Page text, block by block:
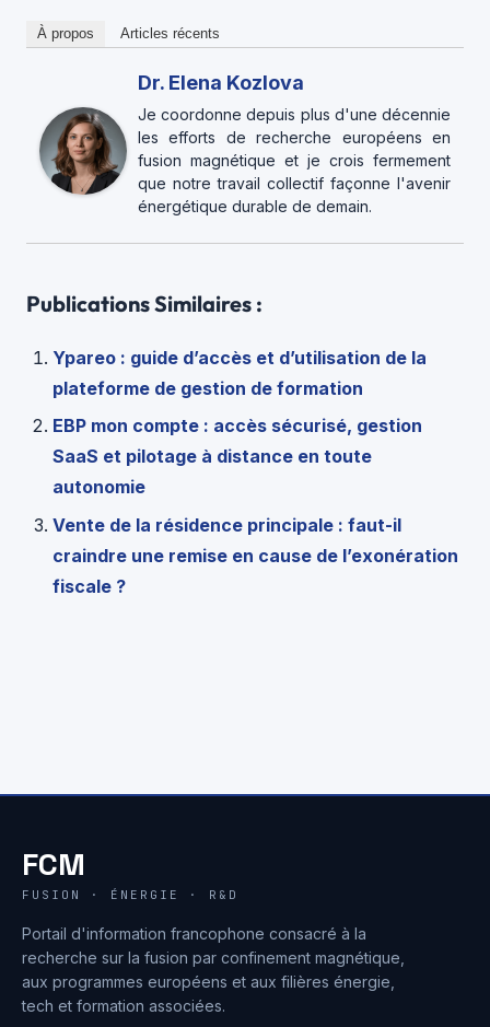
À propos Articles récents
Dr. Elena Kozlova
Je coordonne depuis plus d'une décennie
les efforts de recherche européens en
fusion magnétique et je crois fermement
que notre travail collectif façonne l'avenir
énergétique durable de demain.
Publications Similaires :
Ypareo : guide d’accès et d’utilisation de la
plateforme de gestion de formation
EBP mon compte : accès sécurisé, gestion
SaaS et pilotage à distance en toute
autonomie
Vente de la résidence principale : faut-il
craindre une remise en cause de l’exonération
fiscale ?
FCM
FUSION · ÉNERGIE · R&D
Portail d'information francophone consacré à la
recherche sur la fusion par confinement magnétique,
aux programmes européens et aux filières énergie,
tech et formation associées.